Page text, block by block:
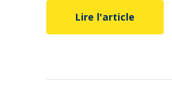
Lire l'article